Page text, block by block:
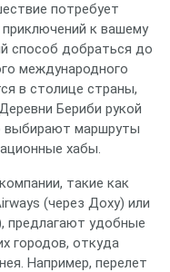
потребует
к вашему
способ добраться до
международного
в столице страны,
Бериби рукой
выбирают маршруты
хабы.
такие как
(через Доху) или
предлагают удобные
городов, откуда
Например, перелет